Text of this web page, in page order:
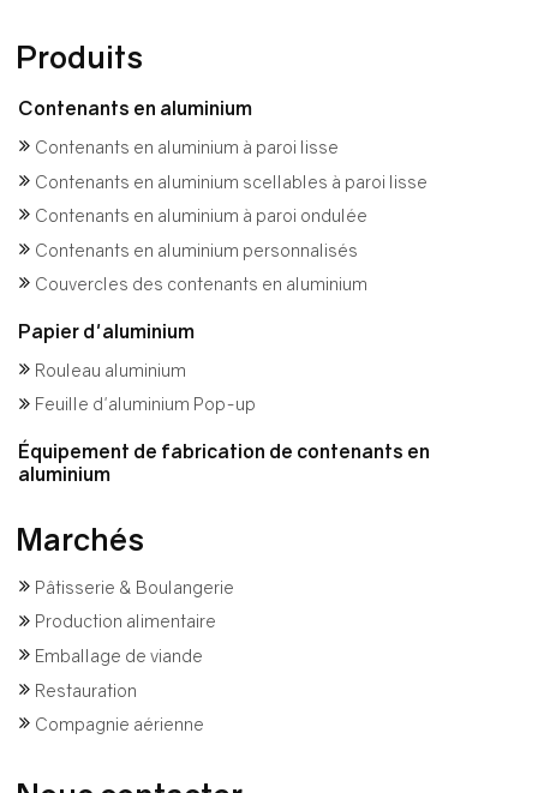
Produits
Contenants en aluminium
Contenants en aluminium à paroi lisse
Contenants en aluminium scellables à paroi lisse
Contenants en aluminium à paroi ondulée
Contenants en aluminium personnalisés
Couvercles des contenants en aluminium
Papier d'aluminium
Rouleau aluminium
Feuille d'aluminium Pop-up
Équipement de fabrication de contenants en
aluminium
Marchés
Pâtisserie & Boulangerie
Production alimentaire
Emballage de viande
Restauration
Compagnie aérienne